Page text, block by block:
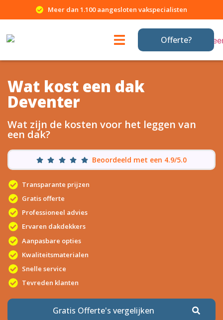
Meer dan 1.100 aangesloten vakspecialisten
Offerte?
Wat kost een dak
Deventer
Wat zijn de kosten voor het leggen van
een dak?
Beoordeeld met een 4.9/5.0
Transparante prijzen
Gratis offerte
Professioneel advies
Ervaren dakdekkers
Aanpasbare opties
Kwaliteitsmaterialen
Snelle service
Tevreden klanten
Gratis Offerte's vergelijken